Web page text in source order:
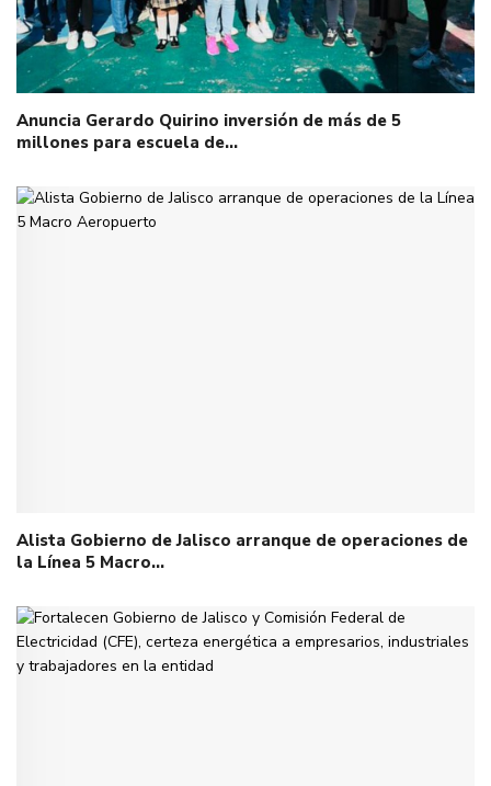
Anuncia Gerardo Quirino inversión de más de 5
millones para escuela de…
Alista Gobierno de Jalisco arranque de operaciones de
la Línea 5 Macro…